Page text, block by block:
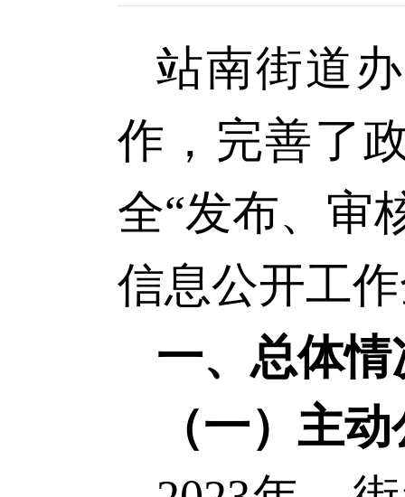
站南街道
作，完善了
全“发布、审
信息公开工
一、总体情
（一）主